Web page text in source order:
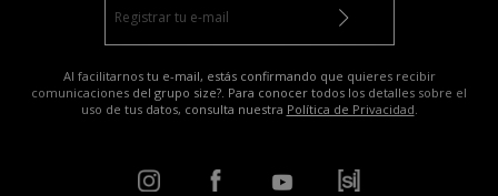
Al facilitarnos tu e-mail, estás confirmando que quieres recibir
comunicaciones del grupo size?. Para conocer todos los detalles sobre el
uso de tus datos, consulta nuestra Política de Privacidad